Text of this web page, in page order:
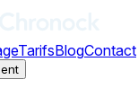
TarifsBlogContact